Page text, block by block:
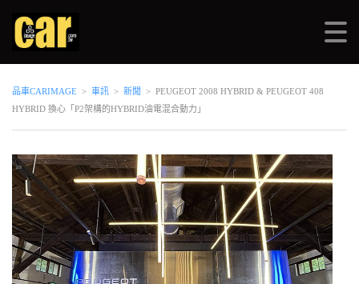
品車CARIMAGE > 車訊 > 新聞 > PEUGEOT 2008 HYBRID & PEUGEOT 408
HYBRID 換心「P2架構的HYBRID油電混合動力」